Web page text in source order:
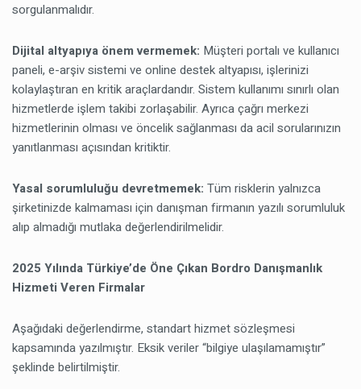
sorgulanmalıdır.
Dijital altyapıya önem vermemek: Müşteri portalı ve kullanıcı
paneli, e-arşiv sistemi ve online destek altyapısı, işlerinizi
kolaylaştıran en kritik araçlardandır. Sistem kullanımı sınırlı olan
hizmetlerde işlem takibi zorlaşabilir. Ayrıca çağrı merkezi
hizmetlerinin olması ve öncelik sağlanması da acil sorularınızın
yanıtlanması açısından kritiktir.
Yasal sorumluluğu devretmemek: Tüm risklerin yalnızca
şirketinizde kalmaması için danışman firmanın yazılı sorumluluk
alıp almadığı mutlaka değerlendirilmelidir.
2025 Yılında Türkiye’de Öne Çıkan Bordro Danışmanlık
Hizmeti Veren Firmalar
Aşağıdaki değerlendirme, standart hizmet sözleşmesi
kapsamında yazılmıştır. Eksik veriler “bilgiye ulaşılamamıştır”
şeklinde belirtilmiştir.